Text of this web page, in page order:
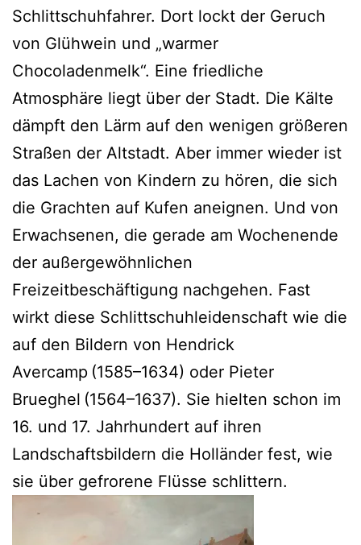
Schlittschuhfahrer. Dort lockt der Geruch
von Glühwein und „warmer
Chocoladenmelk“. Eine friedliche
Atmosphäre liegt über der Stadt. Die Kälte
dämpft den Lärm auf den wenigen größeren
Straßen der Altstadt. Aber immer wieder ist
das Lachen von Kindern zu hören, die sich
die Grachten auf Kufen aneignen. Und von
Erwachsenen, die gerade am Wochenende
der außergewöhnlichen
Freizeitbeschäftigung nachgehen. Fast
wirkt diese Schlittschuhleidenschaft wie die
auf den Bildern von Hendrick
Avercamp (1585–1634) oder Pieter
Brueghel (1564–1637). Sie hielten schon im
16. und 17. Jahrhundert auf ihren
Landschaftsbildern die Holländer fest, wie
sie über gefrorene Flüsse schlittern.